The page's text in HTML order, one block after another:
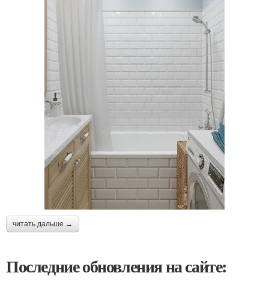
читать дальше →
Последние обновления на сайте: